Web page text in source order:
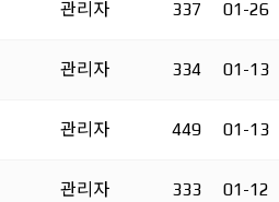
관리자 337 01-26
관리자 334 01-13
관리자 449 01-13
관리자 333 01-12